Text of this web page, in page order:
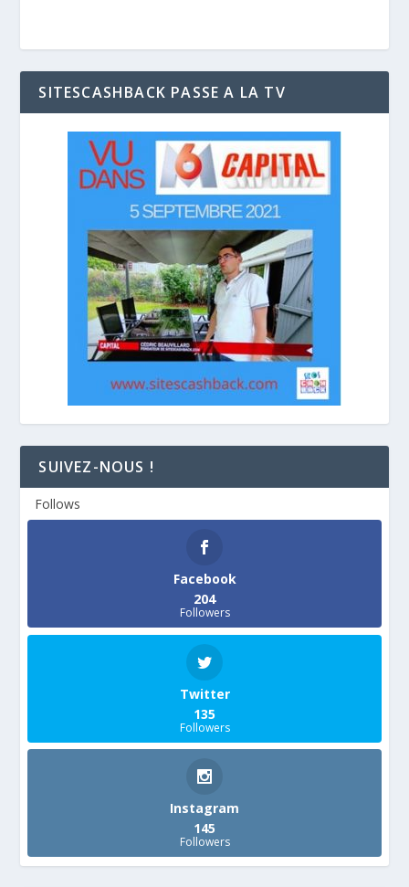
SITESCASHBACK PASSE A LA TV
SUIVEZ-NOUS !
Follows
Facebook
204
Followers
Twitter
135
Followers
Instagram
145
Followers